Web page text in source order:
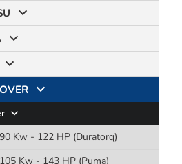
Kw - 122 HP (Duratorq)
Kw - 143 HP (Puma)